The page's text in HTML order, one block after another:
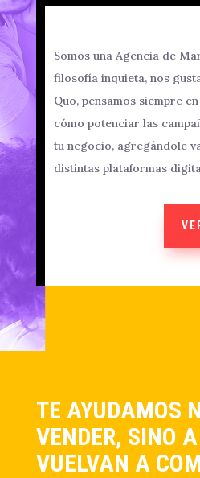
Somos una Agencia de
filosofía inquieta, nos
Quo,pensamos siempre
cómo potenciar las
tu negocio, agregándole
distintas plataformas
TE AYUDAMOS
VENDER, SINO
VUELVAN A